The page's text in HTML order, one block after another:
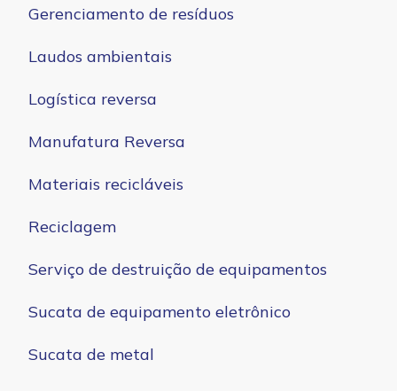
Gerenciamento de resíduos
Laudos ambientais
Logística reversa
Manufatura Reversa
Materiais recicláveis
Reciclagem
Serviço de destruição de equipamentos
Sucata de equipamento eletrônico
Sucata de metal